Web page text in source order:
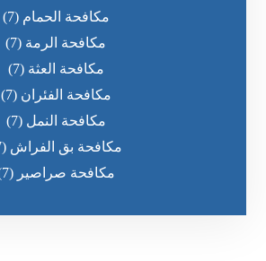
مكافحة الحمام (7)
مكافحة الرمة (7)
مكافحة العثة (7)
مكافحة الفئران (7)
مكافحة النمل (7)
مكافحة بق الفراش (7)
مكافحة صراصير (7)